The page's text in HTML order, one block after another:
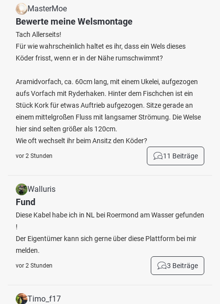
MasterMoe
Bewerte meine Welsmontage
Tach Allerseits!
Für wie wahrscheinlich haltet es ihr, dass ein Wels dieses
Köder frisst, wenn er in der Nähe rumschwimmt?
Aramidvorfach, ca. 60cm lang, mit einem Ukelei, aufgezogen
aufs Vorfach mit Ryderhaken. Hinter dem Fischchen ist ein
Stück Kork für etwas Auftrieb aufgezogen. Sitze gerade an
einem mittelgroßen Fluss mit langsamer Strömung. Die Welse
hier sind selten größer als 120cm.
Wie oft wechselt ihr beim Ansitz den Köder?
vor 2 Stunden 11 Beiträge
Walluris
Fund
Diese Kabel habe ich in NL bei Roermond am Wasser gefunden
!
Der Eigentümer kann sich gerne über diese Plattform bei mir
melden.
vor 2 Stunden 3 Beiträge
Timo_f17